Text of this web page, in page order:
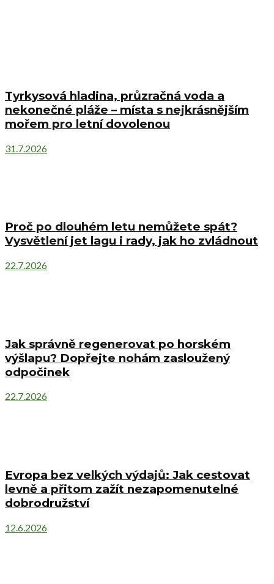
Tyrkysová hladina, průzračná voda a
nekonečné pláže – místa s nejkrásnějším
mořem pro letní dovolenou
31.7.2026
Proč po dlouhém letu nemůžete spát?
Vysvětlení jet lagu i rady, jak ho zvládnout
22.7.2026
Jak správně regenerovat po horském
výšlapu? Dopřejte nohám zasloužený
odpočinek
22.7.2026
Evropa bez velkých výdajů: Jak cestovat
levně a přitom zažít nezapomenutelné
dobrodružství
12.6.2026